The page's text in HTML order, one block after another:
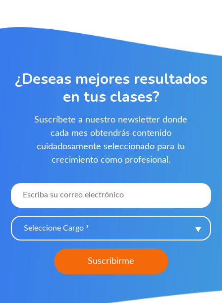
¿Deseas mejores resultados
en tus clases?
Suscríbete a nuestro newsletter donde
cada mes obtendrás contenido
cuidadosamente seleccionado para tu
crecimiento como profesional.
Seleccione Cargo *